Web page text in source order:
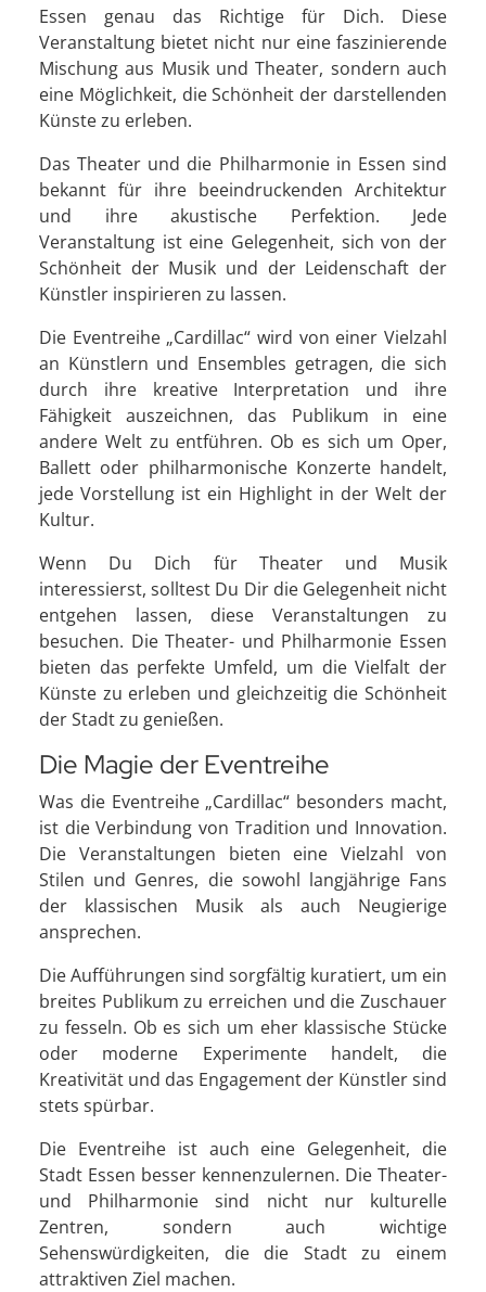
Essen genau das Richtige für Dich. Diese
Veranstaltung bietet nicht nur eine faszinierende
Mischung aus Musik und Theater, sondern auch
eine Möglichkeit, die Schönheit der darstellenden
Künste zu erleben.
Das Theater und die Philharmonie in Essen sind
bekannt für ihre beeindruckenden Architektur
und ihre akustische Perfektion. Jede
Veranstaltung ist eine Gelegenheit, sich von der
Schönheit der Musik und der Leidenschaft der
Künstler inspirieren zu lassen.
Die Eventreihe „Cardillac“ wird von einer Vielzahl
an Künstlern und Ensembles getragen, die sich
durch ihre kreative Interpretation und ihre
Fähigkeit auszeichnen, das Publikum in eine
andere Welt zu entführen. Ob es sich um Oper,
Ballett oder philharmonische Konzerte handelt,
jede Vorstellung ist ein Highlight in der Welt der
Kultur.
Wenn Du Dich für Theater und Musik
interessierst, solltest Du Dir die Gelegenheit nicht
entgehen lassen, diese Veranstaltungen zu
besuchen. Die Theater- und Philharmonie Essen
bieten das perfekte Umfeld, um die Vielfalt der
Künste zu erleben und gleichzeitig die Schönheit
der Stadt zu genießen.
Die Magie der Eventreihe
Was die Eventreihe „Cardillac“ besonders macht,
ist die Verbindung von Tradition und Innovation.
Die Veranstaltungen bieten eine Vielzahl von
Stilen und Genres, die sowohl langjährige Fans
der klassischen Musik als auch Neugierige
ansprechen.
Die Aufführungen sind sorgfältig kuratiert, um ein
breites Publikum zu erreichen und die Zuschauer
zu fesseln. Ob es sich um eher klassische Stücke
oder moderne Experimente handelt, die
Kreativität und das Engagement der Künstler sind
stets spürbar.
Die Eventreihe ist auch eine Gelegenheit, die
Stadt Essen besser kennenzulernen. Die Theater-
und Philharmonie sind nicht nur kulturelle
Zentren, sondern auch wichtige
Sehenswürdigkeiten, die die Stadt zu einem
attraktiven Ziel machen.